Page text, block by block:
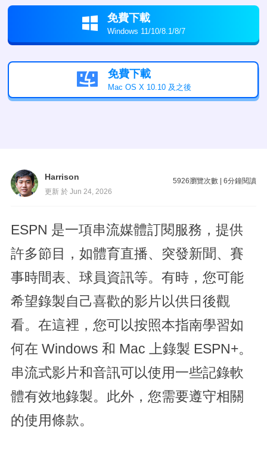
 免費下載
Windows 11/10/8.1/8/7
 免費下載
Mac OS X 10.10 及之後
Harrison
更新 於 Jun 24, 2026
5926瀏覽次數 |6分鐘閱讀
ESPN 是一項串流媒體訂閱服務，提供
許多節目，如體育直播、突發新聞、賽
事時間表、球員資訊等。有時，您可能
希望錄製自己喜歡的影片以供日後觀
看。在這裡，您可以按照本指南學習如
何在 Windows 和 Mac 上錄製 ESPN+。
串流式影片和音訊可以使用一些記錄軟
體有效地錄製。此外，您需要遵守相關
的使用條款。